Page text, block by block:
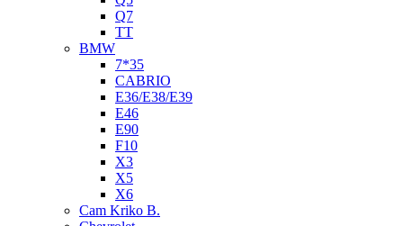
Q7
TT
BMW
7*35
CABRIO
E36/E38/E39
E46
E90
F10
X3
X5
X6
Cam Kriko B.